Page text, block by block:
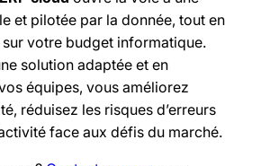
et pilotée par la donnée, tout en
sur votre budget informatique.
solution adaptée et en
équipes, vous améliorez
réduisez les risques d’erreurs
face aux défis du marché.